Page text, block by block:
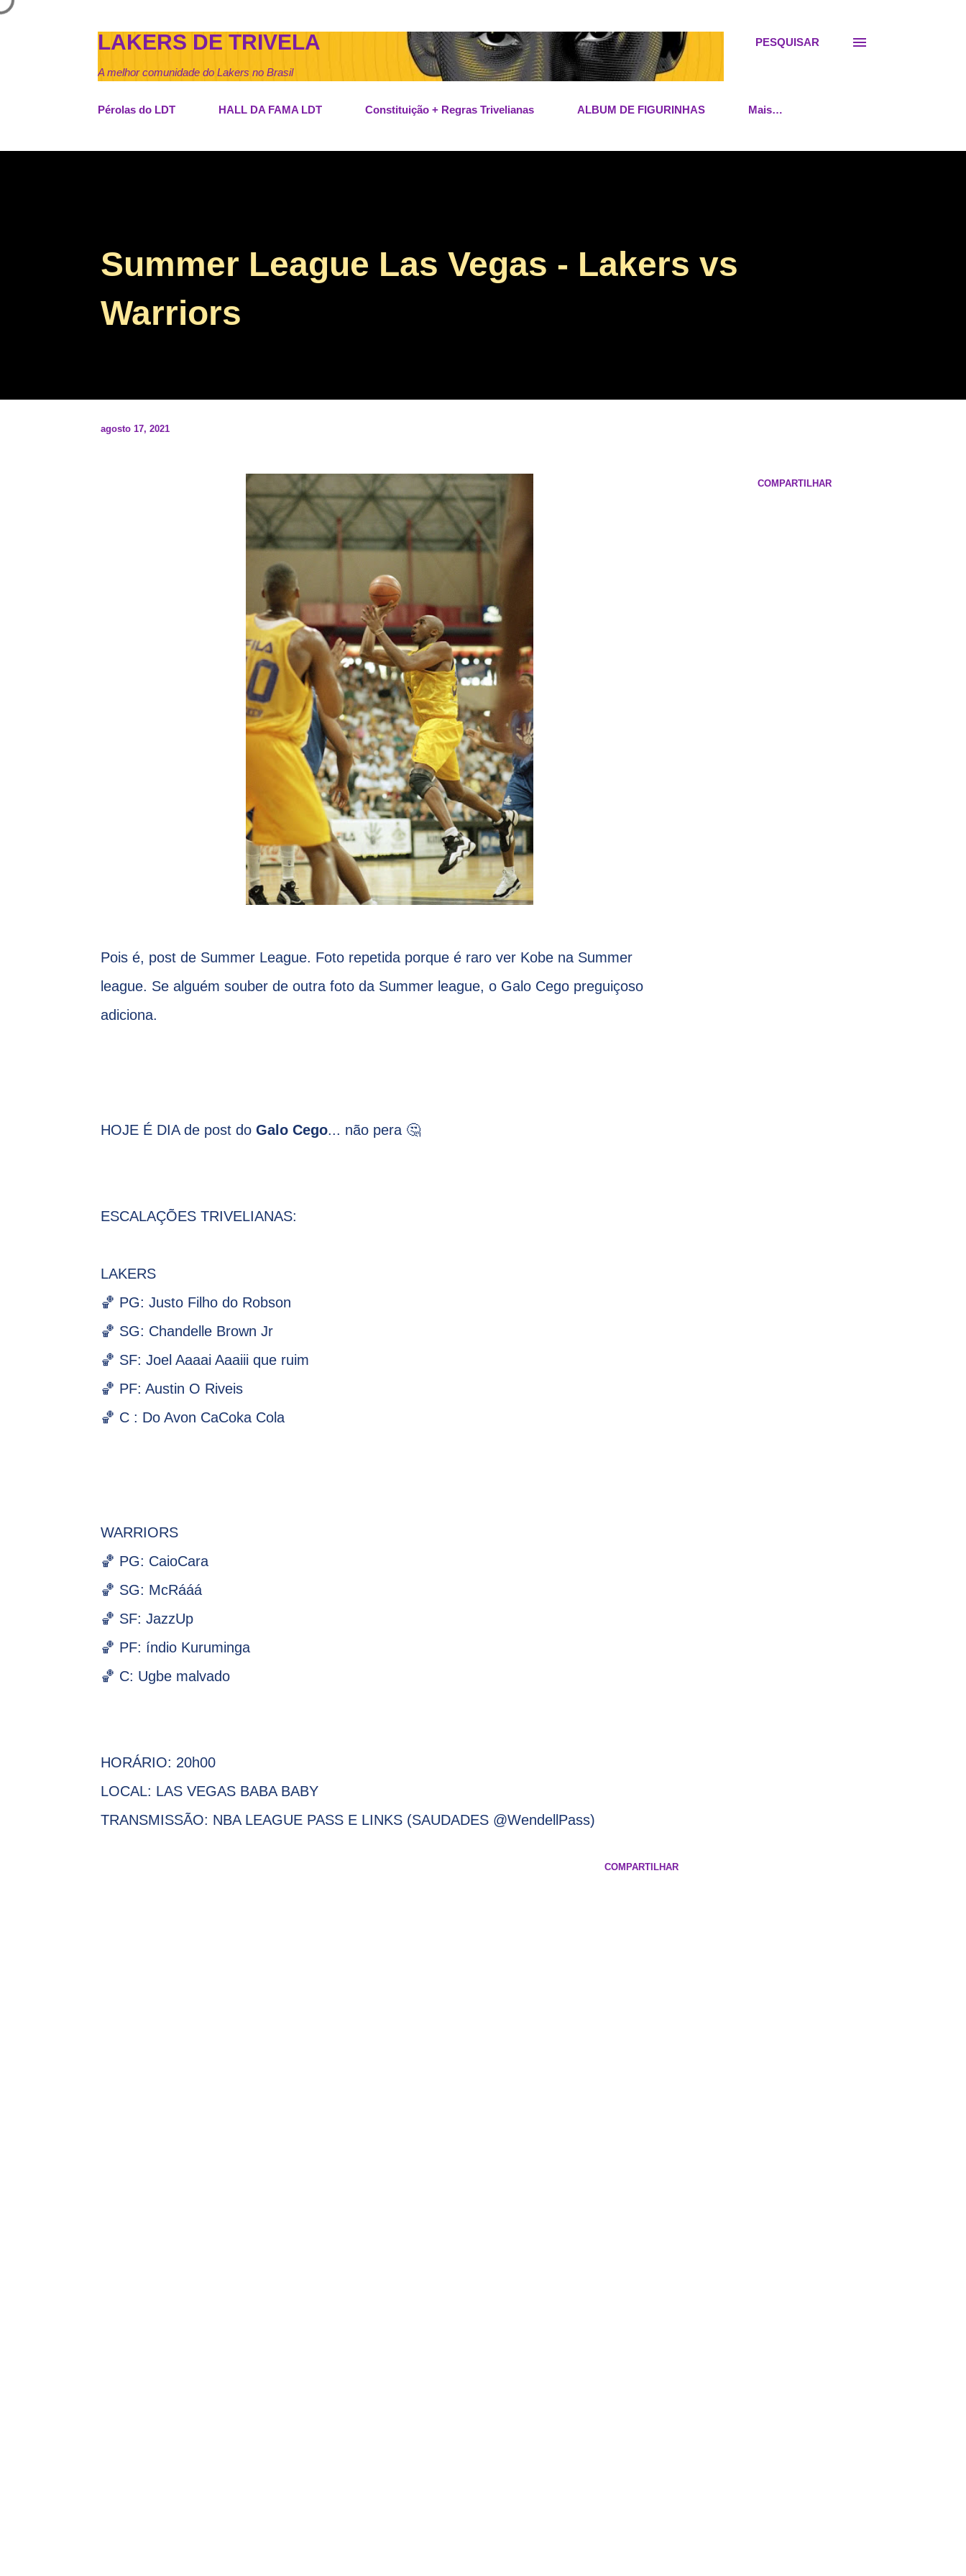
LAKERS DE TRIVELA
A melhor comunidade do Lakers no Brasil
PESQUISAR
Pérolas do LDT HALL DA FAMA LDT Constituição + Regras Trivelianas ALBUM DE FIGURINHAS Mais…
Summer League Las Vegas - Lakers vs
Warriors
agosto 17, 2021
Pois é, post de Summer League. Foto repetida porque é raro ver Kobe na Summer
league. Se alguém souber de outra foto da Summer league, o Galo Cego preguiçoso
adiciona.
HOJE É DIA de post do Galo Cego... não pera 🤔
ESCALAÇÕES TRIVELIANAS:
LAKERS
🏀 PG: Justo Filho do Robson
🏀 SG: Chandelle Brown Jr
🏀 SF: Joel Aaaai Aaaiii que ruim
🏀 PF: Austin O Riveis
🏀 C : Do Avon CaCoka Cola
WARRIORS
🏀 PG: CaioCara
🏀 SG: McRááá
🏀 SF: JazzUp
🏀 PF: índio Kuruminga
🏀 C: Ugbe malvado
HORÁRIO: 20h00
LOCAL: LAS VEGAS BABA BABY
TRANSMISSÃO: NBA LEAGUE PASS E LINKS (SAUDADES @WendellPass)
COMPARTILHAR
COMPARTILHAR